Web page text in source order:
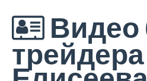
Мебель, предметы быта
Туризм, отдых
Такси, грузоперевозки,
Дизайн, реклама
Интернет
Видео